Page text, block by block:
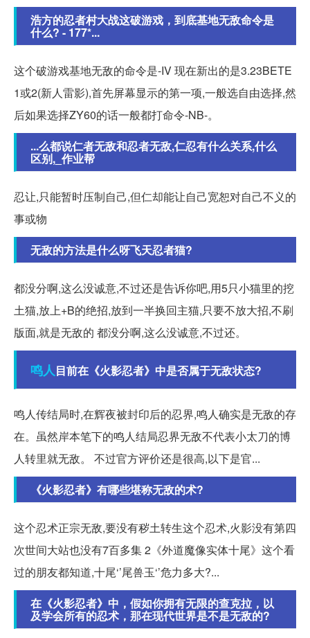
浩方的忍者村大战这破游戏，到底基地无敌命令是
什么? - 177*...
这个破游戏基地无敌的命令是-IV 现在新出的是3.23BETE
1或2(新人雷影),首先屏幕显示的第一项,一般选自由选择,然
后如果选择ZY60的话一般都打命令-NB-。
...么都说仁者无敌和忍者无敌,仁忍有什么关系,什么
区别,_作业帮
忍让,只能暂时压制自己,但仁却能让自己宽恕对自己不义的
事或物
无敌的方法是什么呀飞天忍者猫?
都没分啊,这么没诚意,不过还是告诉你吧,用5只小猫里的挖
土猫,放上+B的绝招,放到一半换回主猫,只要不放大招,不刷
版面,就是无敌的 都没分啊,这么没诚意,不过还。
鸣人目前在《火影忍者》中是否属于无敌状态?
鸣人传结局时,在辉夜被封印后的忍界,鸣人确实是无敌的存
在。虽然岸本笔下的鸣人结局忍界无敌不代表小太刀的博
人转里就无敌。 不过官方评价还是很高,以下是官...
《火影忍者》有哪些堪称无敌的术?
这个忍术正宗无敌,要没有秽土转生这个忍术,火影没有第四
次世间大站也没有7百多集 2《外道魔像实体十尾》这个看
过的朋友都知道,十尾‘’尾兽玉‘’危力多大?...
在《火影忍者》中，假如你拥有无限的查克拉，以
及学会所有的忍术，那在现代世界是不是无敌的?